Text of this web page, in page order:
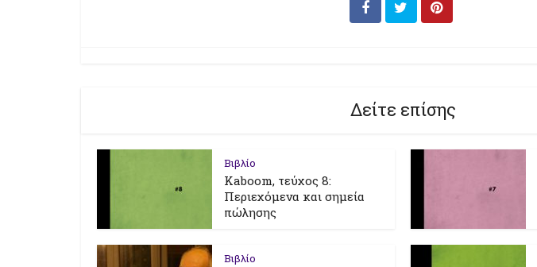
Δείτε επίσης
Βιβλίο
Kaboom, τεύχος 8:
Περιεχόμενα και σημεία
πώλησης
Βιβλίο